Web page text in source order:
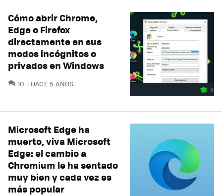
Cómo abrir Chrome,
Edge o Firefox
directamente en sus
modos incógnitos o
privados en Windows
10 COMENTARIOS
HACE 5 AÑOS
Microsoft Edge ha
muerto, viva Microsoft
Edge: el cambio a
Chromium le ha sentado
muy bien y cada vez es
más popular